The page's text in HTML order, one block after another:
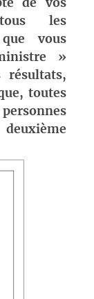
les
vous
»
résultats,
toutes